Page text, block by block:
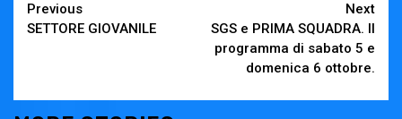
Continue
Reading
Previous
SETTORE GIOVANILE
Next
SGS e PRIMA SQUADRA. Il
programma di sabato 5 e
domenica 6 ottobre.